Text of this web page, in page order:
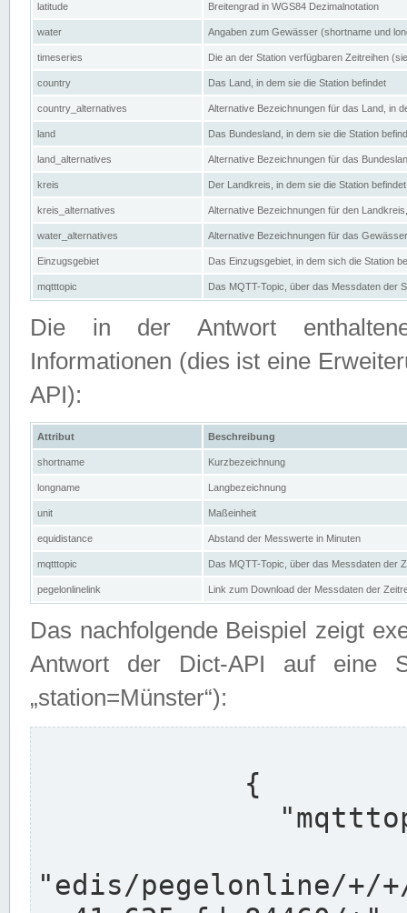
latitude Breitengrad in WGS84 Dezimalnotation
water Angaben zum Gewässer (shortname und
timeseries Die an der Station verfügbaren Zeitreihen
country Das Land, in dem sie die Station befindet
country_alternatives Alternative Bezeichnungen für das Land, in
land Das Bundesland, in dem sie die Station
land_alternatives Alternative Bezeichnungen für das
kreis Der Landkreis, in dem sie die Station befindet
kreis_alternatives Alternative Bezeichnungen für den
water_alternatives Alternative Bezeichnungen für das
Einzugsgebiet Das Einzugsgebiet, in dem sich die Station
mqtttopic Das MQTT-Topic, über das Messdaten der
Die in der Antwort
Informationen (dies ist eine
API):
Attribut Beschreibung
shortname Kurzbezeichnung
longname Langbezeichnung
unit Maßeinheit
equidistance Abstand der Messwerte in Minuten
mqtttopic Das MQTT-Topic, über das Messdaten der
pegelonlinelink Link zum Download der Messdaten der
Das nachfolgende Beispiel zeigt
Antwort der Dict-API auf eine
„station=Münster“):
"edis/pegelonline/+/